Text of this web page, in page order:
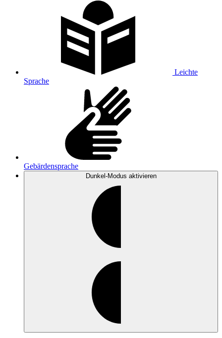
Leichte
Sprache
Gebärdensprache
Dunkel-Modus aktivieren